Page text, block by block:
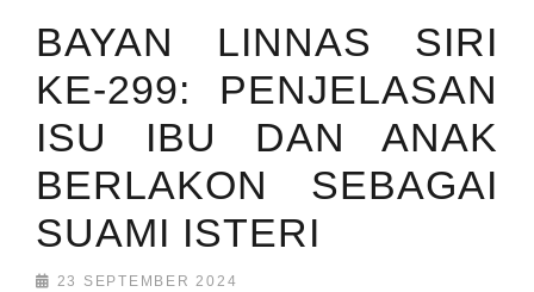
BAYAN LINNAS SIRI
KE-299: PENJELASAN
ISU IBU DAN ANAK
BERLAKON SEBAGAI
SUAMI ISTERI
23 SEPTEMBER 2024